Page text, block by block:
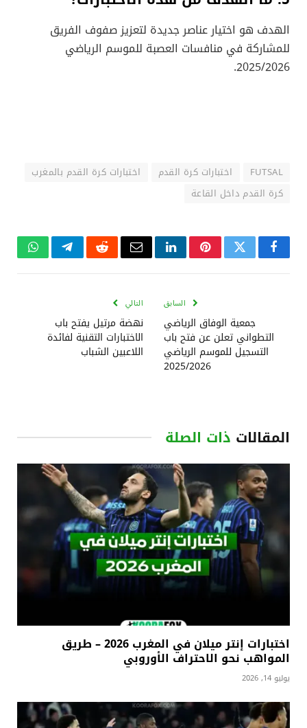
الهدف هو اختيار عناصر جديدة لتعزيز صفوف الفريق
للمشاركة في منافسات العصبة للموسم الرياضي
2025/2026.
FUTSAL اختبارات كرة القدم
اختبارات كرة القدم بالمغرب
كرة القدم داخل القاعة
فيسبوكتويتر بينتيريستلينكدإنالبريد
رديت تيلقرام
السابق
جمعية الوفاق الرياضي
التطواني تعلن عن فتح باب
التسجيل للموسم الرياضي
2025/2026
التالي
نهضة مرتيل يفتح باب
الاختبارات التقنية لفائدة
اللاعبين الشباب
المقالات ذات الصلة
اختبارات إنتر ميلان في المغرب 2026 – طريق
المواهب نحو الاحتراف الأوروبي
يوليو 14, 2026